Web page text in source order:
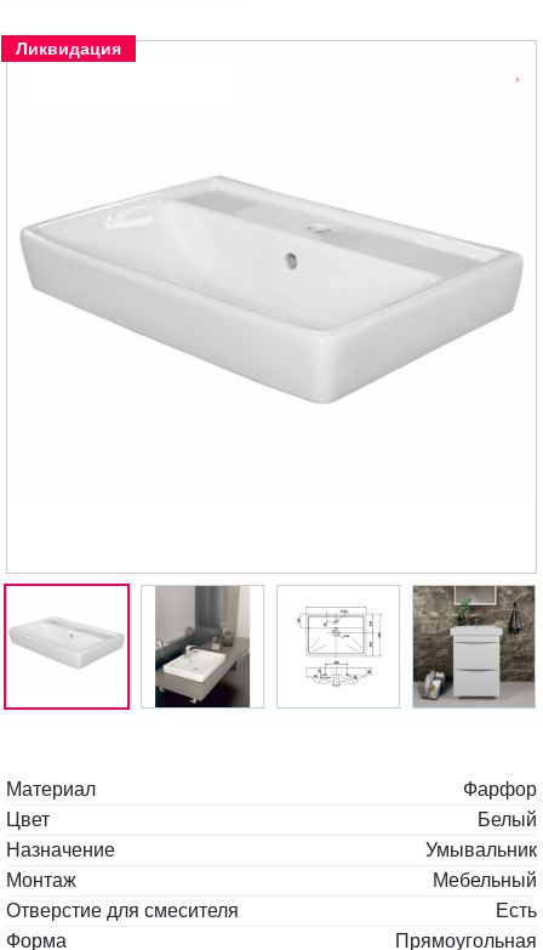
Ликвидация
Материал
Фарфор
Цвет
Белый
Назначение
Умывальник
Монтаж
Мебельный
Отверстие для смесителя
Есть
Форма
Прямоугольная